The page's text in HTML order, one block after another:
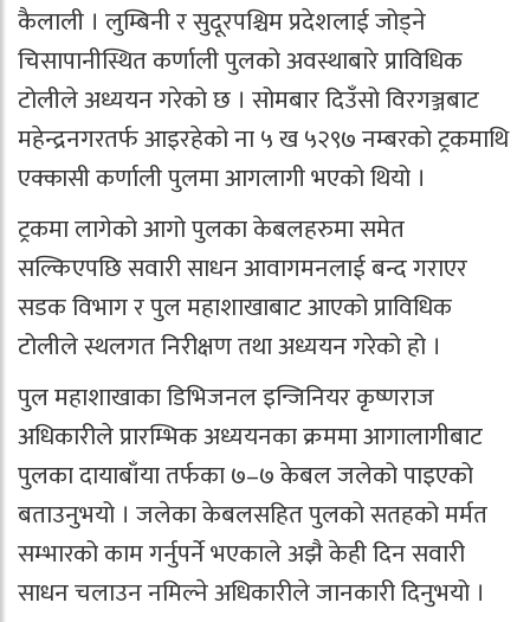
कैलाली । लुम्बिनी र सुदूरपश्चिम प्रदेशलाई जोड्ने
चिसापानीस्थित कर्णाली पुलको अवस्थाबारे प्राविधिक
टोलीले अध्ययन गरेको छ । सोमबार दिउँसो विरगञ्जबाट
महेन्द्रनगरतर्फ आइरहेको ना ५ ख ५२९७ नम्बरको ट्रकमाथि
एक्कासी कर्णाली पुलमा आगलागी भएको थियो ।
ट्रकमा लागेको आगो पुलका केबलहरुमा समेत
सल्किएपछि सवारी साधन आवागमनलाई बन्द गराएर
सडक विभाग र पुल महाशाखाबाट आएको प्राविधिक
टोलीले स्थलगत निरीक्षण तथा अध्ययन गरेको हो ।
पुल महाशाखाका डिभिजनल इन्जिनियर कृष्णराज
अधिकारीले प्रारम्भिक अध्ययनका क्रममा आगालागीबाट
पुलका दायाबाँया तर्फका ७–७ केबल जलेको पाइएको
बताउनुभयो । जलेका केबलसहित पुलको सतहको मर्मत
सम्भारको काम गर्नुपर्ने भएकाले अझै केही दिन सवारी
साधन चलाउन नमिल्ने अधिकारीले जानकारी दिनुभयो ।